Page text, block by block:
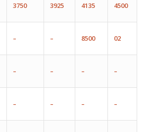
3750 3925 4135 4500
– – 8500 02
– – – –
– – – –